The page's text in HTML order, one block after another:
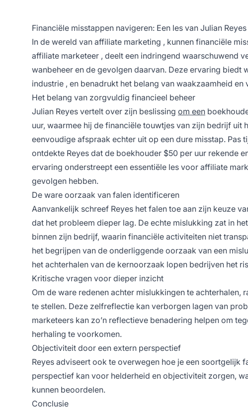
Financiële misstappen navigeren: Een les van Julian Reyes
In de wereld van affiliate marketing , kunnen financiële
affiliate marketeer , deelt een indringend waarschuwend
wanbeheer en de gevolgen daarvan. Deze ervaring biedt
industrie , en benadrukt het belang van waakzaamheid
Het belang van zorgvuldig financieel beheer
Julian Reyes vertelt over zijn beslissing om een
uur, waarmee hij de financiële touwtjes van zijn bedrijf
eenvoudige afspraak echter uit op een dure misstap. Pas
ontdekte Reyes dat de boekhouder $50 per uur rekende
ervaring onderstreept een essentiële les voor affiliate
gevolgen hebben.
De ware oorzaak van falen identificeren
Aanvankelijk schreef Reyes het falen toe aan zijn keuze
dat het probleem dieper lag. De echte mislukking zat in
binnen zijn bedrijf, waarin financiële activiteiten niet
het begrijpen van de onderliggende oorzaak van een
het achterhalen van de kernoorzaak lopen bedrijven het
Kritische vragen voor dieper inzicht
Om de ware redenen achter mislukkingen te
te stellen. Deze zelfreflectie kan verborgen lagen van
marketeers kan zo’n reflectieve benadering helpen om
herhaling te voorkomen.
Objectiviteit door een extern perspectief
Reyes adviseert ook te overwegen hoe je een soortgelijk
perspectief kan voor helderheid en objectiviteit zorgen,
kunnen beoordelen.
Conclusie